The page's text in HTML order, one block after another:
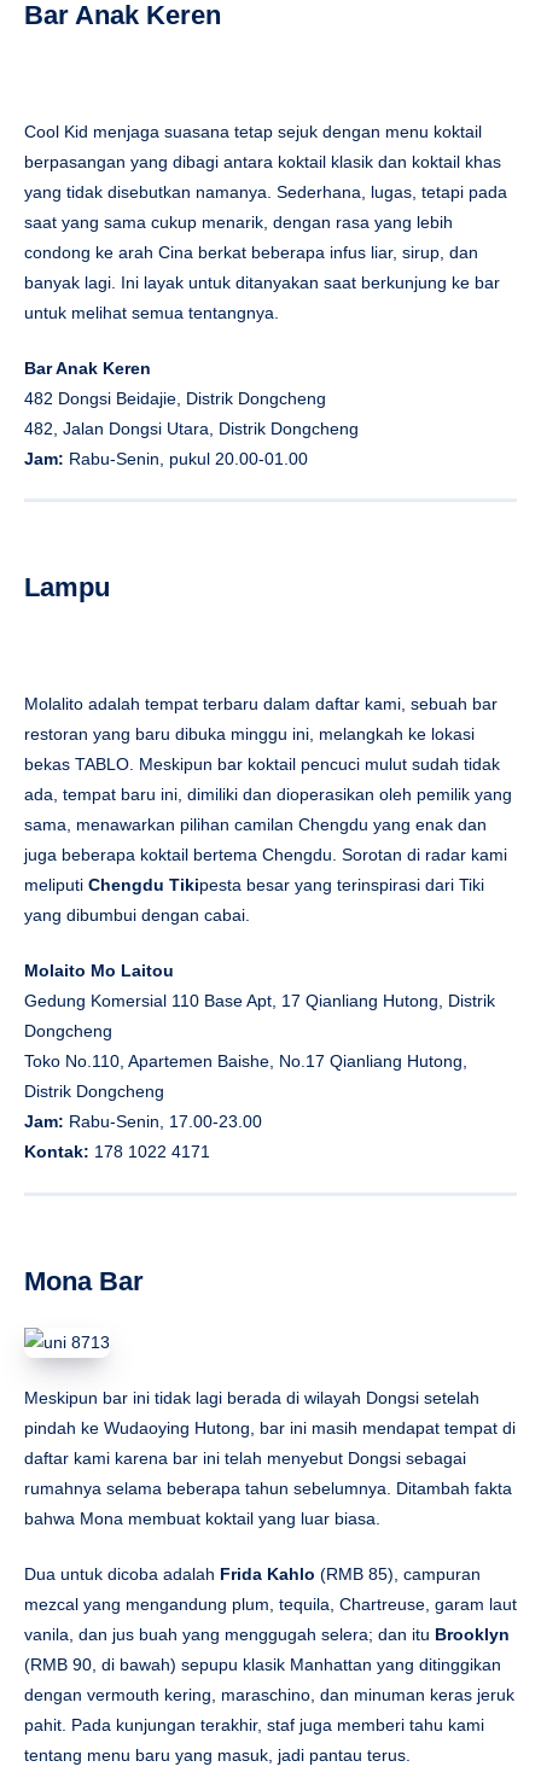
Bar Anak Keren
Cool Kid menjaga suasana tetap sejuk dengan menu koktail
berpasangan yang dibagi antara koktail klasik dan koktail khas
yang tidak disebutkan namanya. Sederhana, lugas, tetapi pada
saat yang sama cukup menarik, dengan rasa yang lebih
condong ke arah Cina berkat beberapa infus liar, sirup, dan
banyak lagi. Ini layak untuk ditanyakan saat berkunjung ke bar
untuk melihat semua tentangnya.
Bar Anak Keren
482 Dongsi Beidajie, Distrik Dongcheng
482, Jalan Dongsi Utara, Distrik Dongcheng
Jam: Rabu-Senin, pukul 20.00-01.00
Lampu
Molalito adalah tempat terbaru dalam daftar kami, sebuah bar
restoran yang baru dibuka minggu ini, melangkah ke lokasi
bekas TABLO. Meskipun bar koktail pencuci mulut sudah tidak
ada, tempat baru ini, dimiliki dan dioperasikan oleh pemilik yang
sama, menawarkan pilihan camilan Chengdu yang enak dan
juga beberapa koktail bertema Chengdu. Sorotan di radar kami
meliputi Chengdu Tikipesta besar yang terinspirasi dari Tiki
yang dibumbui dengan cabai.
Molaito Mo Laitou
Gedung Komersial 110 Base Apt, 17 Qianliang Hutong, Distrik
Dongcheng
Toko No.110, Apartemen Baishe, No.17 Qianliang Hutong,
Distrik Dongcheng
Jam: Rabu-Senin, 17.00-23.00
Kontak: 178 1022 4171
Mona Bar
Meskipun bar ini tidak lagi berada di wilayah Dongsi setelah
pindah ke Wudaoying Hutong, bar ini masih mendapat tempat di
daftar kami karena bar ini telah menyebut Dongsi sebagai
rumahnya selama beberapa tahun sebelumnya. Ditambah fakta
bahwa Mona membuat koktail yang luar biasa.
Dua untuk dicoba adalah Frida Kahlo (RMB 85), campuran
mezcal yang mengandung plum, tequila, Chartreuse, garam laut
vanila, dan jus buah yang menggugah selera; dan itu Brooklyn
(RMB 90, di bawah) sepupu klasik Manhattan yang ditinggikan
dengan vermouth kering, maraschino, dan minuman keras jeruk
pahit. Pada kunjungan terakhir, staf juga memberi tahu kami
tentang menu baru yang masuk, jadi pantau terus.